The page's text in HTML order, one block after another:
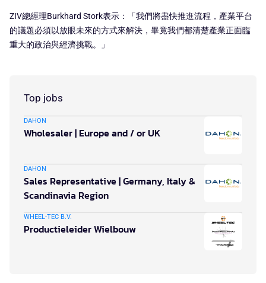
ZIV總經理Burkhard Stork表示：「我們將盡快推進流程，產業平台
的議題必須以放眼未來的方式來解決，畢竟我們都清楚產業正面臨
重大的政治與經濟挑戰。」
Top jobs
DAHON
Wholesaler | Europe and / or UK
DAHON
Sales Representative | Germany, Italy &
Scandinavia Region
WHEEL-TEC B.V.
Productieleider Wielbouw